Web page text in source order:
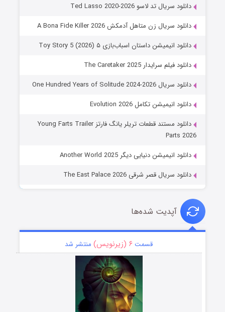
دانلود سریال تد لاسو Ted Lasso 2020-2026
دانلود سریال زن متاهل آدمکش A Bona Fide Killer 2026
دانلود انیمیشن داستان اسباب‌بازی ۵ Toy Story 5 (2026)
دانلود فیلم سرایدار The Caretaker 2025
دانلود سریال One Hundred Years of Solitude 2024-2026
دانلود انیمیشن تکامل Evolution 2026
دانلود مستند قطعات تریلر یانگ فارتز Young Farts Trailer
Parts 2026
دانلود انیمیشن دنیایی دیگر Another World 2025
دانلود سریال قصر شرقی The East Palace 2026
آپدیت شده‌ها
قسمت ۶ (زیرنویس) منتشر شد